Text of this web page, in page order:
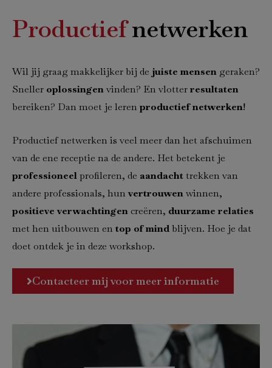
Productiefnetwerken
Wil jij graag makkelijker bij de juiste mensen geraken?
Sneller oplossingenvinden? En vlotterresultaten
bereiken? Dan moet je leren productief netwerken!
Productief netwerken is veel meer dan het afschuimen
van de ene receptie na de andere. Het betekent je
professioneelprofileren, de aandacht trekken van
andere professionals, hun vertrouwenwinnen,
positieve verwachtingencreëren, duurzame relaties
met hen uitbouwen en top of mindblijven. Hoe je dat
doet ontdek je in deze workshop.
Contacteer mij voor meer informatie